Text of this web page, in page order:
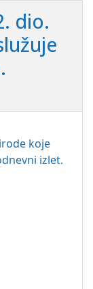
dio.